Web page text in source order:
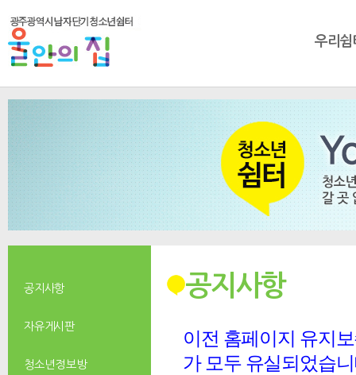
우리쉼
공지사항
자유게시판
청소년 정보방
공지사항
이전 홈페이지 유지
가 모두 유실되었습